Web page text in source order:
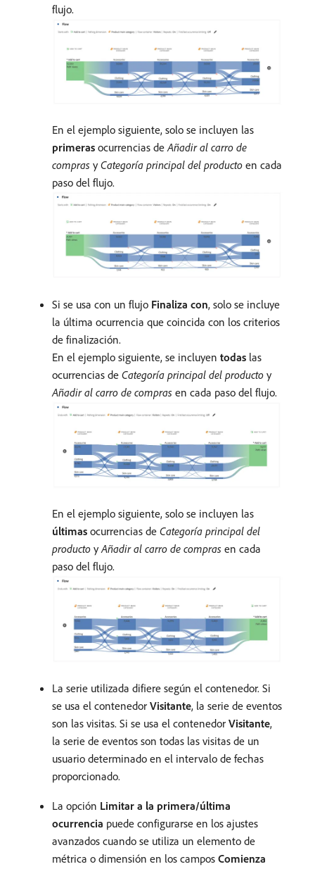
flujo.
En el ejemplo siguiente, solo se incluyen las
primeras ocurrencias deAñadir al carro de
compras yCategoría principal del producto en cada
paso del flujo.
Si se usa con un flujo Finaliza con, solo se incluye
la última ocurrencia que coincida con los criterios
de finalización.
En el ejemplo siguiente, se incluyen todas las
ocurrencias de Categoría principal del producto y
Añadir al carro de compras en cada paso del flujo.
En el ejemplo siguiente, solo se incluyen las
últimas ocurrencias de Categoría principal del
producto yAñadir al carro de compras en cada
paso del flujo.
La serie utilizada difiere según el contenedor. Si
se usa el contenedor Visitante, la serie de eventos
son las visitas. Si se usa el contenedor Visitante,
la serie de eventos son todas las visitas de un
usuario determinado en el intervalo de fechas
proporcionado.
La opción Limitar a la primera/última
ocurrencia puede configurarse en los ajustes
avanzados cuando se utiliza un elemento de
métrica o dimensión en los campos Comienza